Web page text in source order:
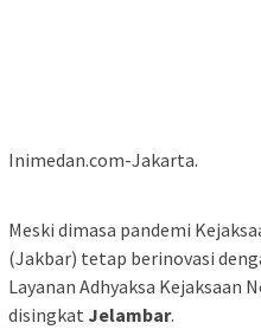
Inimedan.com-Jakarta.
Meski dimasa pandemi
(Jakbar) tetap berinovasi
Layanan Adhyaksa Kejaksaan
disingkat Jelambar.